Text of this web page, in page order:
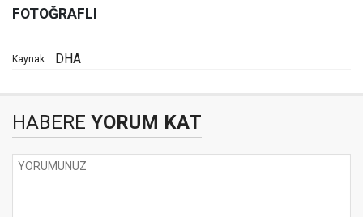
FOTOĞRAFLI
Kaynak: DHA
HABERE YORUM KAT